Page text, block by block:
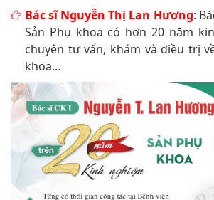
Bác sĩ Nguyễn Thị Lan Hương:
Sản Phụ khoa có hơn 20 năm
chuyên tư vấn, khám và điều trị
khoa…